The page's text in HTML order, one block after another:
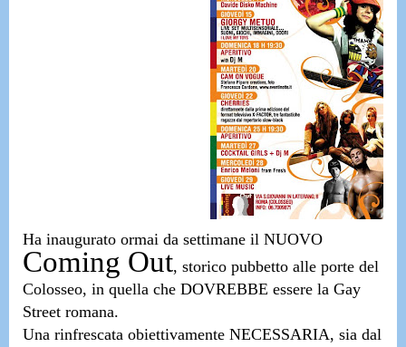
Ha inaugurato ormai da settimane il NUOVO
Coming Out, storico pubbetto alle porte del
Colosseo, in quella che DOVREBBE essere la Gay
Street romana.
Una rinfrescata obiettivamente NECESSARIA, sia dal